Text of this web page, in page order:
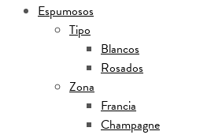
Espumosos
Tipo
Blancos
Rosados
Zona
Francia
Champagne